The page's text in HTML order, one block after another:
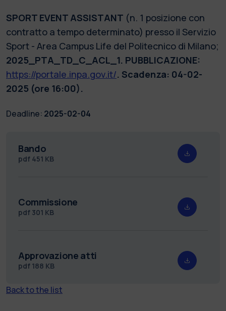
SPORT EVENT ASSISTANT (n. 1 posizione con
contratto a tempo determinato) presso il Servizio
Sport - Area Campus Life del Politecnico di Milano;
2025_PTA_TD_C_ACL_1. PUBBLICAZIONE:
https://portale.inpa.gov.it/. Scadenza: 04-02-
2025 (ore 16:00).
Deadline: 2025-02-04
Bando
pdf 451 KB
Commissione
pdf 301 KB
Approvazione atti
pdf 188 KB
Back to the list